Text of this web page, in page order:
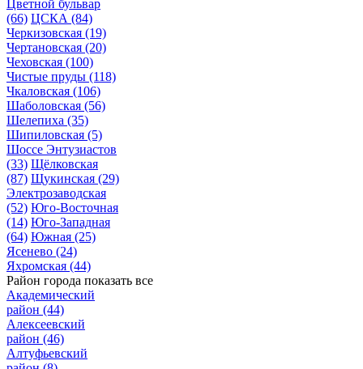
Цветной бульвар
(66) ЦСКА (84)
Черкизовская (19)
Чертановская (20)
Чеховская (100)
Чистые пруды (118)
Чкаловская (106)
Шаболовская (56)
Шелепиха (35)
Шипиловская (5)
Шоссе Энтузиастов
(33) Щёлковская
(87) Щукинская (29)
Электрозаводская
(52) Юго-Восточная
(14) Юго-Западная
(64) Южная (25)
Ясенево (24)
Яхромская (44)
Район города показать все
Академический
район (44)
Алексеевский
район (46)
Алтуфьевский